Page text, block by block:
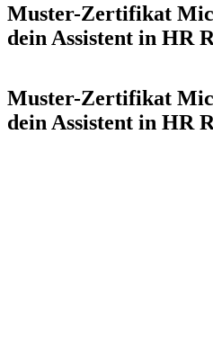
Muster-Zertifikat
dein Assistent in HR
Muster-Zertifikat
dein Assistent in HR